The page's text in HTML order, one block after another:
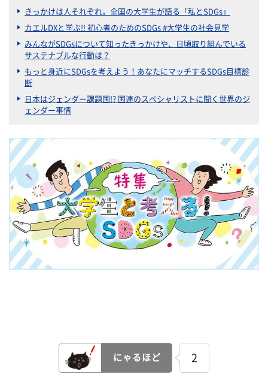
きっかけは人それぞれ。全国の大学生が語る「私とSDGs」
カエルDXと学ぶ!! 初心者のためのSDGs #大学生の社会見学
みんながSDGsについて知ったきっかけや、日頃取り組んでいる
サステナブルな行動は？
もっと身近にSDGsを考えよう！あなたにマッチするSDGs目標診
断
日本はジェンダー課題国!? 国連のスペシャリストに聞く世界のジ
ェンダー事情
にゃるほど 2